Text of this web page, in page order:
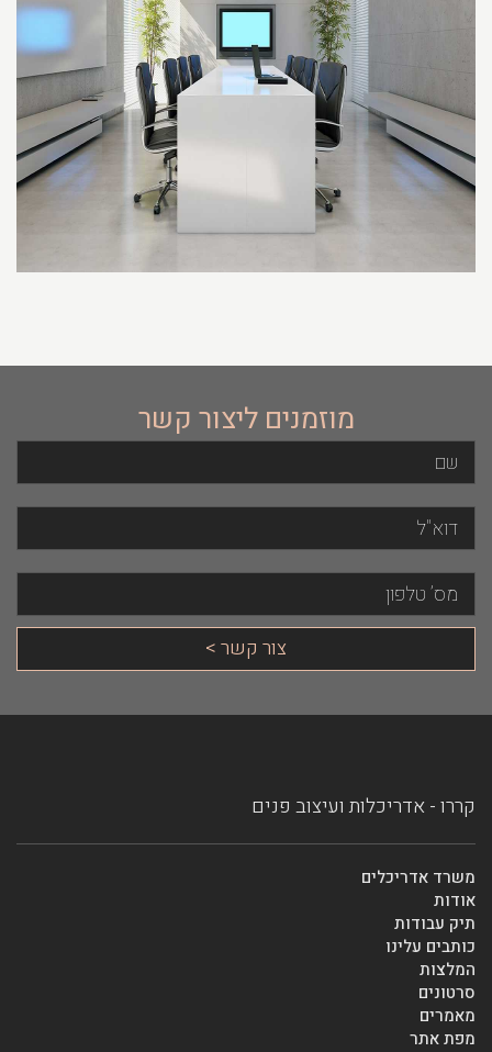
מוזמנים ליצור קשר
שם
דוא"ל
מס’
צור
קררו - אדריכלות ועיצוב פנים
משרד אדריכלים
אודות
תיק עבודות
כותבים עלינו
המלצות
סרטונים
מאמרים
מפת אתר